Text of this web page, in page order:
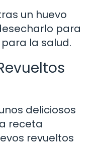
un huevo
para
la salud.
deliciosos
receta
revueltos